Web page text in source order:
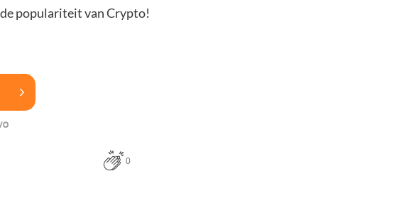
populariteit van Crypto!
0